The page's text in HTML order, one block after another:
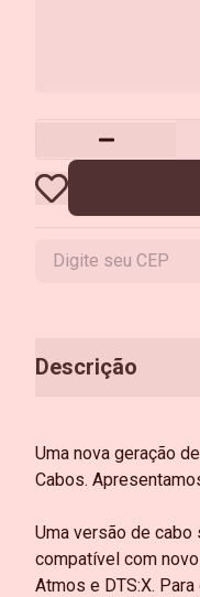
Descrição
Uma nova geração
Cabos.
Uma versão de cabo
compatível com
Atmos e DTS:X.